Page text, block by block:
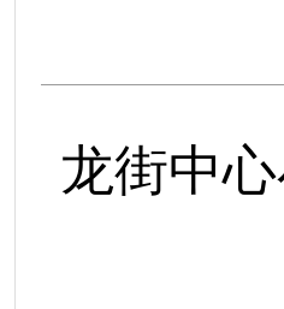
龙街中